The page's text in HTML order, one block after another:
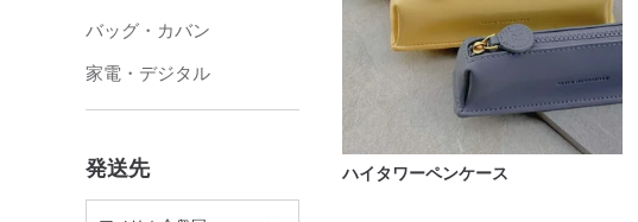
バッグ・カバン
家電・デジタル
発送先 ハイタワーペンケース